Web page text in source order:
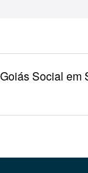
Social em